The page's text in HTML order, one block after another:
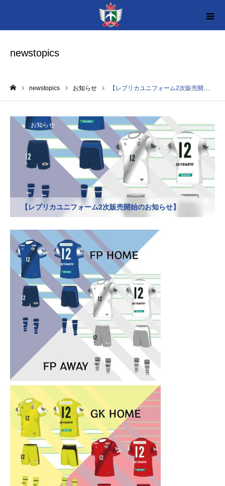
newstopics
newstopics お知らせ 【レプリカユニフォーム2次販売開始のお知らせ】
お知らせ
【レプリカユニフォーム2次販売開始のお知らせ】